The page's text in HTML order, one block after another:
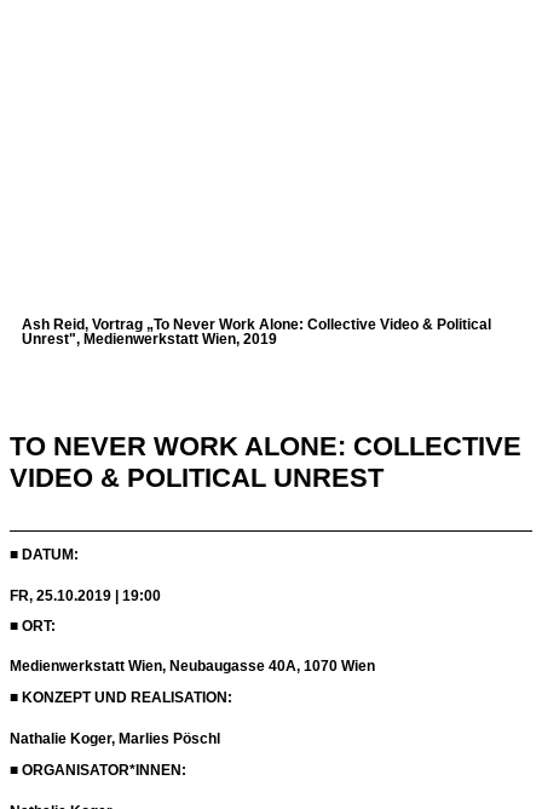
Ash Reid, Vortrag „To Never Work Alone: Collective Video & Political
Unrest", Medienwerkstatt Wien, 2019
TO NEVER WORK ALONE: COLLECTIVE
VIDEO & POLITICAL UNREST
■ DATUM:
FR, 25.10.2019 | 19:00
■ ORT:
Medienwerkstatt Wien, Neubaugasse 40A, 1070 Wien
■ KONZEPT UND REALISATION:
Nathalie Koger, Marlies Pöschl
■ ORGANISATOR*INNEN: